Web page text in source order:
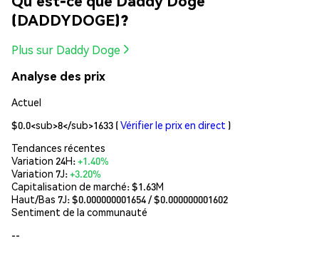
(DADDYDOGE)?
Plus sur Daddy Doge
Analyse des prix
Actuel
$0.0<sub>8</sub>1633 (Vérifier le prix en direct )
Tendances récentes
Variation 24H:+1.40%
Variation 7J:+3.20%
Capitalisation de marché:$1.63M
Haut/Bas 7J: $0.000000001654 / $0.000000001602
Sentiment de la communauté
--